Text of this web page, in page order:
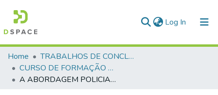
Log In (current)
Communities & Collections
All of DSpace
Home
TRABALHOS DE CONCLUSÃO DE CURSO - CFO (CURSO DE FORMAÇÃO DE OFICIAIS)
CURSO DE FORMAÇÃO DE OFICIAIS - 45ª TURMA CFO – ASPIRANTES - 2019
A ABORDAGEM POLICIAL E CONSEQUÊNCIAIS DO ESTRESSE DA BUSCA PESSOAL